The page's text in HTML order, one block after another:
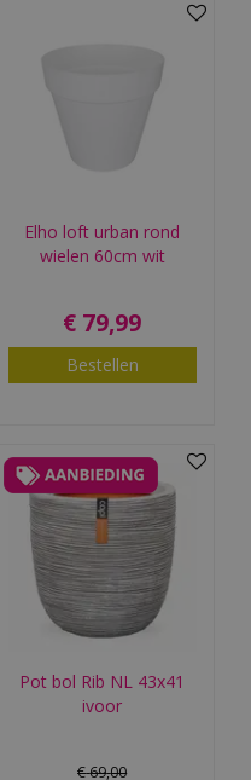
Elho loft urban rond
wielen 60cm wit
€ 79,99
Bestellen
Pot bol Rib NL 43x41
ivoor
€69,00